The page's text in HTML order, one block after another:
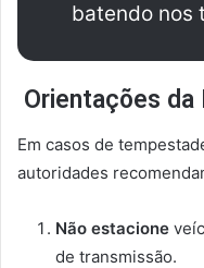
batendo nos
Orientações da
Em casos de
autoridades
Não estacione
de transmissão.